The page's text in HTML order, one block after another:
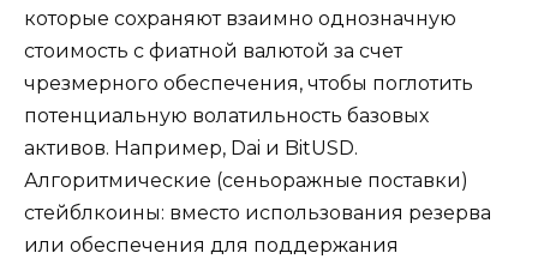
которые сохраняют взаимно однозначную
стоимость с фиатной валютой за счет
чрезмерного обеспечения, чтобы поглотить
потенциальную волатильность базовых
активов. Например, Dai и BitUSD.
Алгоритмические (сеньоражные поставки)
стейблкоины: вместо использования резерва
или обеспечения для поддержания